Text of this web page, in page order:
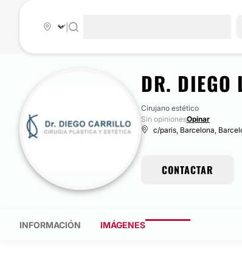
DR. DIEGO
Cirujano estético
Sin opinionesOpinar
c/paris, Barcelona,
CONTACTAR
INFORMACIÓN IMÁGENES